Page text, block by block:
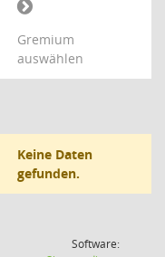
Gremium
auswählen
Keine Daten
gefunden.
Software: